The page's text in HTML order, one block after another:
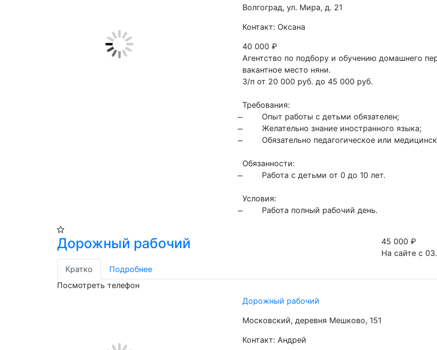
Волгоград, ул. Мира, д. 21
Контакт: Оксана
40 000 ₽
Агентство по подбору и обучению домашнего
вакантное место няни.
З/п от 20 000 руб. до 45 000 руб.
Требования:
Обязанности:
Условия:
̶	Работа полный рабочий день.
Дорожный рабочий 45 000 ₽
На сайте с
Кратко
Подробнее
Посмотреть телефон
Дорожный рабочий
Московский, деревня Мешково, 151
Контакт: Андрей